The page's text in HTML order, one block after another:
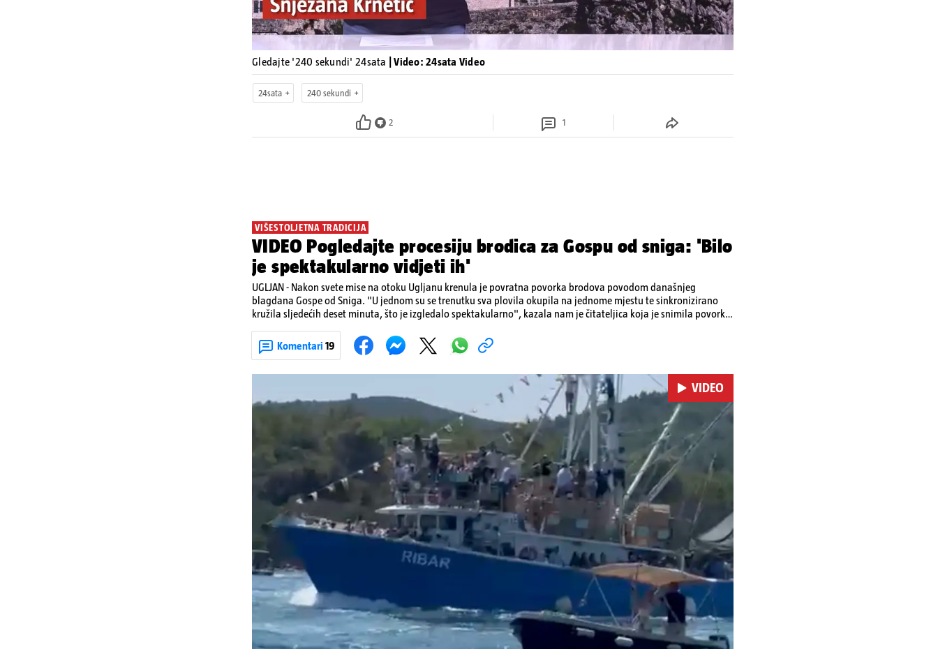
Gledajte '240 sekundi' 24sata | Video: 24sata Video
24sata 240 sekundi
2 1
VIŠESTOLJETNA TRADICIJA
VIDEO Pogledajte procesiju brodica za Gospu od sniga: 'Bilo
je spektakularno vidjeti ih'
UGLJAN - Nakon svete mise na otoku Ugljanu krenula je povratna povorka brodova povodom današnjeg
blagdana Gospe od Sniga. "U jednom su se trenutku sva plovila okupila na jednome mjestu te sinkronizirano
kružila sljedećih deset minuta, što je izgledalo spektakularno", kazala nam je čitateljica koja je snimila povorku.
upaljenim bakljama. Na nekim su brodovima bili svirači, što je dodatno pridonijelo živosti prizora. Riječ je o
višestoljetnoj tradiciji, koja se neprekidno održava od 1514. godine. U sklopu proslave održat će se i
Komentari 19
Pokretanje videa...
VIDEO